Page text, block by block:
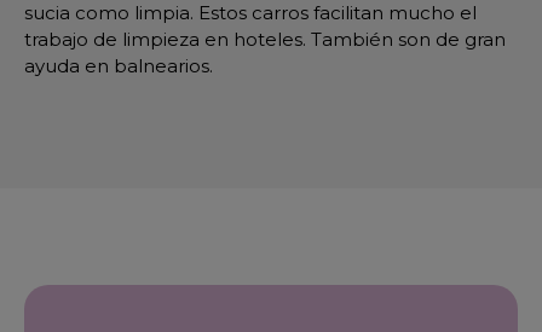
sucia como limpia. Estos carros facilitan mucho el
trabajo de limpieza en hoteles. También son de gran
ayuda en balnearios.